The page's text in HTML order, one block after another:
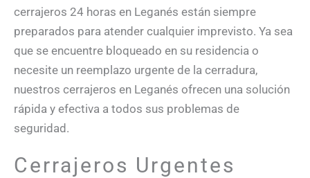
cerrajeros 24 horas en Leganés están siempre
preparados para atender cualquier imprevisto. Ya sea
que se encuentre bloqueado en su residencia o
necesite un reemplazo urgente de la cerradura,
nuestros cerrajeros en Leganés ofrecen una solución
rápida y efectiva a todos sus problemas de
seguridad.
Cerrajeros Urgentes